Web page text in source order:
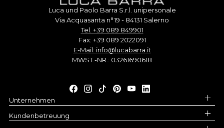
Luca und Paolo Barra S.r.l. unipersonale
Via Acquasanta n°19 - 84131 Salerno
Tel. +39 089 849901
Fax: +39 089 2022091
E-Mail: info@lucabarra.it
MWST.-NR.: 03261690618
Unternehmen
Kundenbetreuung